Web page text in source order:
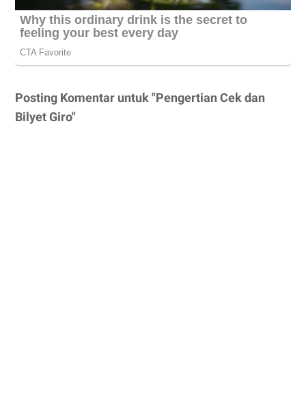
Posting Komentar untuk "Pengertian Cek dan
Bilyet Giro"